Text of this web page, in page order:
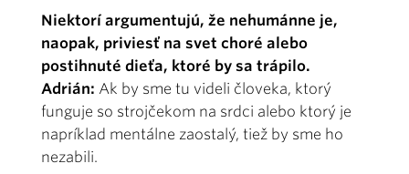
Niektorí argumentujú, že nehumánne je,
naopak, priviesť na svet choré alebo
postihnuté dieťa, ktoré by sa trápilo.
Adrián: Ak by sme tu videli človeka, ktorý
funguje so strojčekom na srdci alebo ktorý je
napríklad mentálne zaostalý, tiež by sme ho
nezabili.